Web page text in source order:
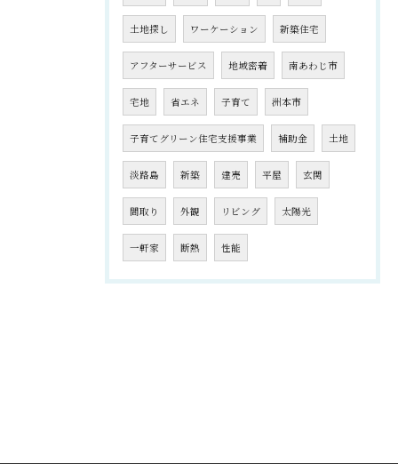
土地探し ワーケーション 新築住宅
アフターサービス 地域密着 南あわじ市
宅地 省エネ 子育て 洲本市
子育てグリーン住宅支援事業 補助金 土地
淡路島 新築 建売 平屋 玄関
間取り 外観 リビング 太陽光
一軒家 断熱 性能